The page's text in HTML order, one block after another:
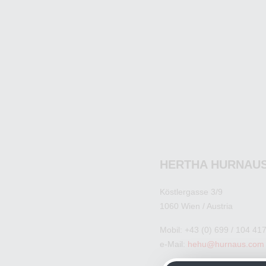
HERTHA
Köstlergasse 3/9
1060 Wien / Austria
Mobil: +43 (0) 699 / 104
e-Mail: hehu@hurnaus.com